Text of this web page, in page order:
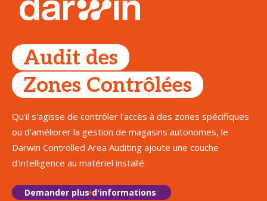
Audit des
Zones Contrôlées
Qu'il s'agisse de contrôler l'accès à des zones spécifiques
ou d'améliorer la gestion de magasins autonomes, le
Darwin Controlled Area Auditing ajoute une couche
d'intelligence au matériel installé.
Demander plus d'informations